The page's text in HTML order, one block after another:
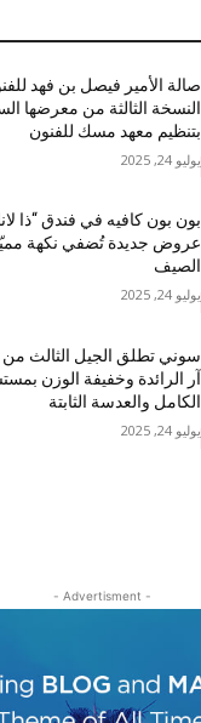
صالة الأمير فيصل بن فهد
بتنظيم معهد مسك للفنون
يوليو 24, 2025
بون بون كافيه في فندق “ذا
عروض جديدة تُضفي نكهة
الصيف
يوليو 24, 2025
آر الرائدة وخفيفة الوزن
الكامل والعدسة الثابتة
يوليو 24, 2025
- Advertisment -